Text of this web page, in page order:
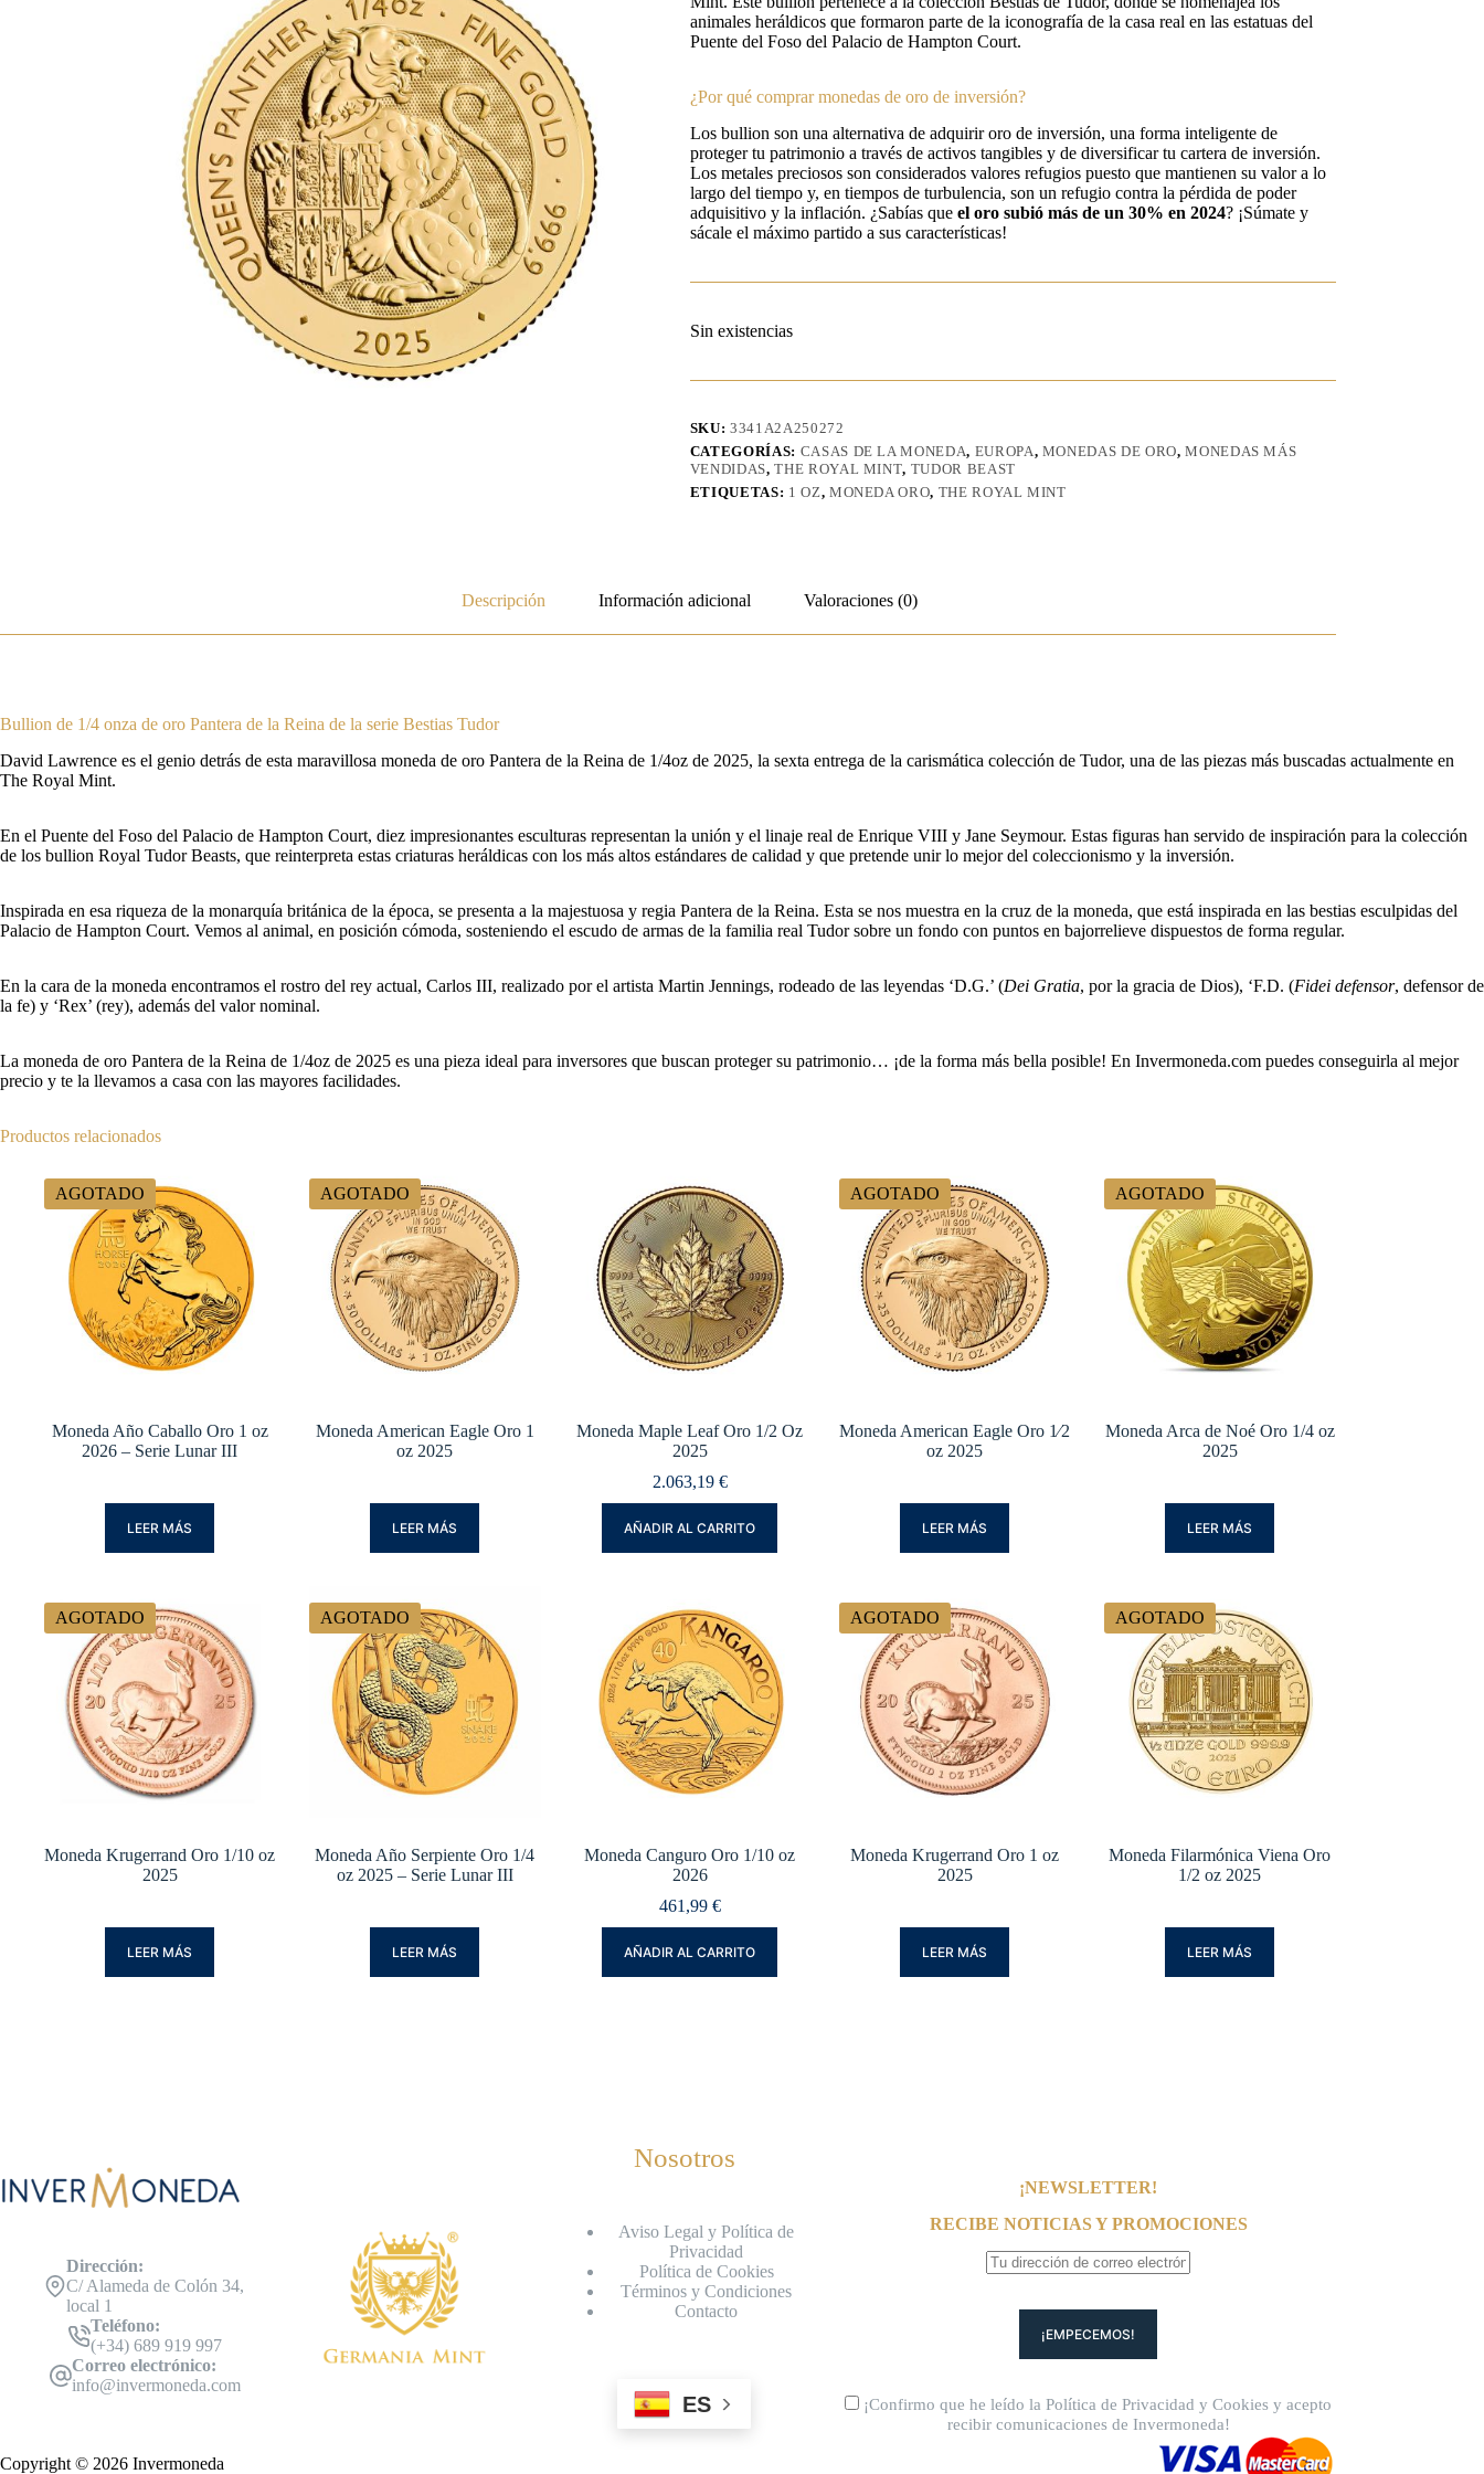
animales heráldicos que formaron parte de la iconografía de la casa real en las estatuas del
Puente del Foso del Palacio de Hampton Court.
¿Por qué comprar monedas de oro de inversión?
Los bullion son una alternativa de adquirir oro de inversión, una forma inteligente de
proteger tu patrimonio a través de activos tangibles y de diversificar tu cartera de inversión.
Los metales preciosos son considerados valores refugios puesto que mantienen su valor a lo
largo del tiempo y, en tiempos de turbulencia, son un refugio contra la pérdida de poder
adquisitivo y la inflación. ¿Sabías que el oro subió más de un 30% en 2024? ¡Súmate y
sácale el máximo partido a sus características!
Sin existencias
SKU:3341A2A250272
CATEGORÍAS: CASAS DE LA MONEDA, EUROPA, MONEDAS DE ORO,MONEDAS MÁS
VENDIDAS,THE ROYAL MINT, TUDOR BEAST
ETIQUETAS: 1 OZ, MONEDA ORO, THE ROYAL MINT
Descripción Información adicional Valoraciones (0)
Bullion de 1/4 onza de oro Pantera de la Reina de la serie Bestias Tudor
David Lawrence es el genio detrás de esta maravillosa moneda de oro Pantera de la Reina de 1/4oz de 2025, la sexta entrega de la carismática colección de Tudor, una de las piezas más buscadas actualmente en
The Royal Mint.
En el Puente del Foso del Palacio de Hampton Court, diez impresionantes esculturas representan la unión y el linaje real de Enrique VIII y Jane Seymour. Estas figuras han servido de inspiración para la colección
de los bullion Royal Tudor Beasts, que reinterpreta estas criaturas heráldicas con los más altos estándares de calidad y que pretende unir lo mejor del coleccionismo y la inversión.
Inspirada en esa riqueza de la monarquía británica de la época, se presenta a la majestuosa y regia Pantera de la Reina. Esta se nos muestra en la cruz de la moneda, que está inspirada en las bestias esculpidas del
Palacio de Hampton Court. Vemos al animal, en posición cómoda, sosteniendo el escudo de armas de la familia real Tudor sobre un fondo con puntos en bajorrelieve dispuestos de forma regular.
En la cara de la moneda encontramos el rostro del rey actual, Carlos III, realizado por el artista Martin Jennings, rodeado de las leyendas ‘D.G.’ (Dei Gratia, por la gracia de Dios), ‘F.D. (Fidei defensor, defensor de
la fe) y ‘Rex’ (rey), además del valor nominal.
La moneda de oro Pantera de la Reina de 1/4oz de 2025 es una pieza ideal para inversores que buscan proteger su patrimonio… ¡de la forma más bella posible! En Invermoneda.com puedes conseguirla al mejor
precio y te la llevamos a casa con las mayores facilidades.
Productos relacionados
AGOTADO
Moneda Año Caballo Oro 1 oz
2026 – Serie Lunar III
LEER MÁS
AGOTADO
Moneda American Eagle Oro 1
oz 2025
LEER MÁS
Moneda Maple Leaf Oro 1/2 Oz
2025
2.063,19 €
AÑADIR AL CARRITO
AGOTADO
Moneda American Eagle Oro 1⁄2
oz 2025
LEER MÁS
AGOTADO
Moneda Arca de Noé Oro 1/4 oz
2025
LEER MÁS
AGOTADO
Moneda Krugerrand Oro 1/10 oz
2025
LEER MÁS
AGOTADO
Moneda Año Serpiente Oro 1/4
oz 2025 – Serie Lunar III
LEER MÁS
Moneda Canguro Oro 1/10 oz
2026
461,99 €
AÑADIR AL CARRITO
AGOTADO
Moneda Krugerrand Oro 1 oz
2025
LEER MÁS
AGOTADO
Moneda Filarmónica Viena Oro
1/2 oz 2025
LEER MÁS
Dirección:
C/ Alameda de Colón 34,
local 1
Teléfono:
(+34) 689 919 997
Correo electrónico:
info@invermoneda.com
Nosotros
Aviso Legal y Política de
Privacidad
Política de Cookies
Términos y Condiciones
Contacto
ES
¡NEWSLETTER!
RECIBE NOTICIAS Y PROMOCIONES
¡Confirmo que he leído laPolítica de Privacidad yCookies y acepto
recibir comunicaciones de Invermoneda!
Copyright © 2026 Invermoneda